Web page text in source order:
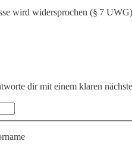
wird widersprochen (§ 7
dir mit einem klaren